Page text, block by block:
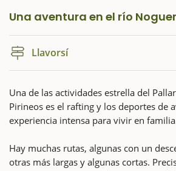
Una aventura en el río
Llavorsí
Una de las actividades estrella del
Pirineos es el rafting y los deportes de
experiencia intensa para vivir en
Hay muchas rutas, algunas con un
otras más largas y algunas cortas.